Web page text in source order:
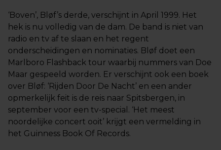
‘Boven’, Bløf’s derde, verschijnt in April 1999. Het
hek is nu volledig van de dam. De band is niet van
radio en tv af te slaan en het regent
onderscheidingen en nominaties. Bløf doet een
Marlboro Flashback tour waarbij nummers van Doe
Maar gespeeld worden. Er verschijnt ook een boek
over Bløf: ‘Rijden Door De Nacht’ en een ander
opmerkelijk feit is de reis naar Spitsbergen, in
september voor een tv-special. ‘Het meest
noordelijke concert ooit’ krijgt een vermelding in
het Guinness Book Of Records.